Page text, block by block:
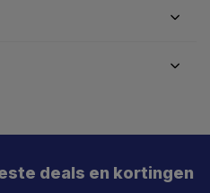
deals en kortingen